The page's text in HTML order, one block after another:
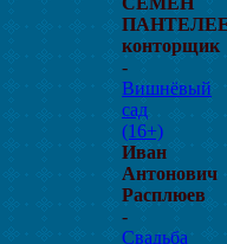
конторщик
-
Вишнёвый
сад
(16+)
Иван
Антонович
Расплюев
-
Свадьба